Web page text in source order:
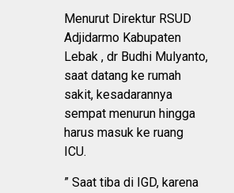
Menurut Direktur RSUD
Adjidarmo Kabupaten
Lebak , dr Budhi Mulyanto,
saat datang ke rumah
sakit, kesadarannya
sempat menurun hingga
harus masuk ke ruang
ICU.
” Saat tiba di IGD, karena